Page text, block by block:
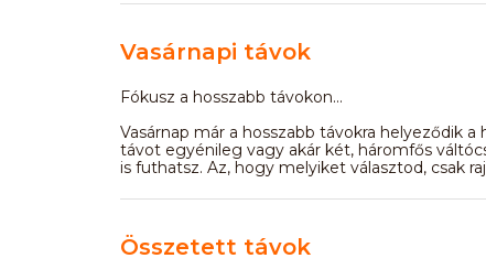
Vasárnapi távok
Fókusz a hosszabb távokon...
Vasárnap már a hosszabb távokra helyeződik
távot egyénileg vagy akár két, háromfős
is futhatsz. Az, hogy melyiket választod, csak
Összetett távok